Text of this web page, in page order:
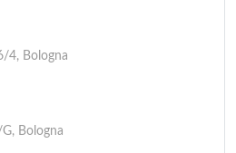
4, Bologna
Bologna